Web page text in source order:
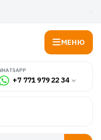
МЕНЮ
+7 771 979 22 34